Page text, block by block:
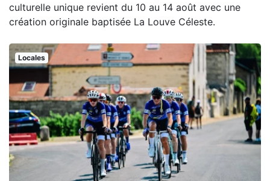
culturelle unique revient du 10 au 14 août avec une
création originale baptisée La Louve Céleste.
Locales